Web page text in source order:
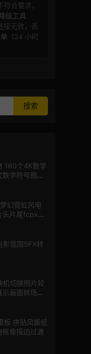
合要求，
级工具
无效，丢
（24 小时
160个4K数学
数字符号图标
幻霓虹风电
头片尾fcpx插
氛围SFX转
机切换照片轮
示画面转场动
板 拼贴风撕纸
抠像描边过渡